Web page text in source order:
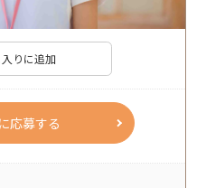
りに追加
応募する